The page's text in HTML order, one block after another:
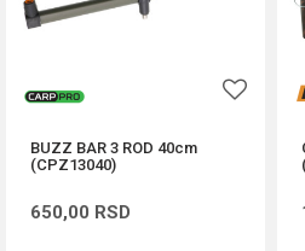
BUZZ BAR 3 ROD 40cm
(CPZ13040)
650,00 RSD